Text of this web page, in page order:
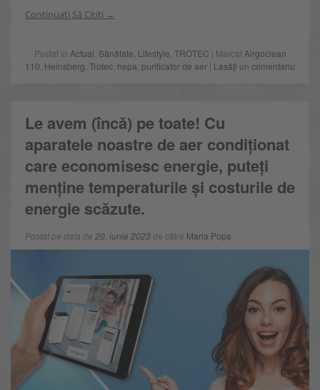
Continuați Să Citiți
Postat în Actual Sănătate Lifestyle TROTEC | Marcat Airgoclean
110 Heinsberg Trotec hepa purificator de aer | Lasăți un comentariu
Le avem (încă) pe toate! Cu
aparatele noastre de aer condiționat
care economisesc energie, puteți
menține temperaturile și costurile de
energie scăzute.
Postat pe data de 20. iunie 2023de către Maria Popa